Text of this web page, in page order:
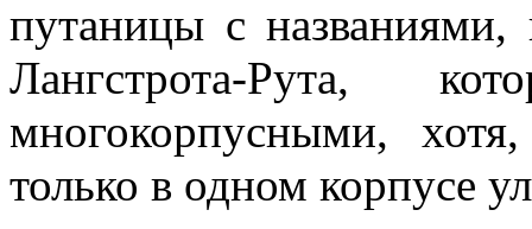
путаницы с названиями,
Лангстрота-Рута,
многокорпусными,
только в одном корпусе